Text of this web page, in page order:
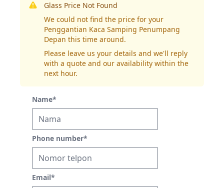
Glass Price Not Found
We could not find the price for your
Penggantian Kaca Samping Penumpang
Depan this time around.
Please leave us your details and we'll reply
with a quote and our availability within the
next hour.
Name*
Phone number*
Email*